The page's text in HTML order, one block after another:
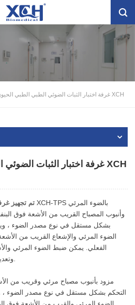
غرفة اختبار الثبات الضوئي الطبي الطبي الحيوي XCH
غرفة اختبار الثبات الضوئي الطبي الطبي الحيوي XCH
XCH-TPS بالضوء المرئي
وأنبوب المصباح القريب من الأشعة فوق
بشكل مستقل في نوع مصدر الضوء ،
الضوء المرئي والإشعاع القريب من
الفعلي. يمكن ضبط الضوء المرئي
مزود بأنبوب مصباح مرئي وقريب من
التحكم بشكل مستقل في نوع مصدر الضوء ،
الضوء المرئي والقرب من الأشعة فوق